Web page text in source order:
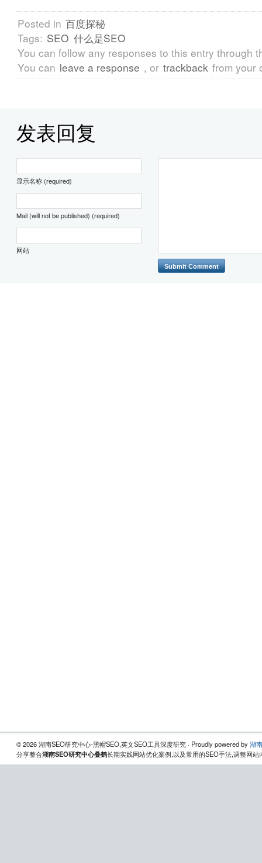
Posted in 百度探秘
Tags: SEO 什么是SEO
You can follow any responses to this entry through
You can leave a response , or trackback from your
发表回复
显示名称 (required)
Mail (will not be published) (required)
网站
© 2026 湖南SEO研究中心-黑帽SEO,英文SEO工具深度研究 · Proudly powered by湖
分享整合湖南SEO研究中心叠鹤长期实践网站优化案例,以及常用的SEO手法,调整网